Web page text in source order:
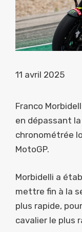
11 avril 2025
Franco
en dépassant
chronométrée
MotoGP.
Morbidelli a
mettre fin à la
plus rapide,
cavalier le plus